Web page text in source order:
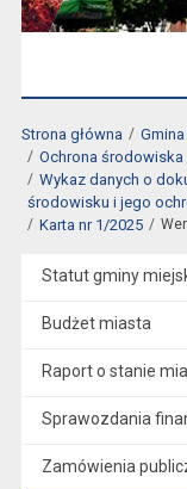
Strona główna
Ochrona
Wykaz danych o
środowisku i jego
Karta nr 1/2025
Statut gminy
Budżet miasta
Raport o stanie
Sprawozdania
Zamówienia